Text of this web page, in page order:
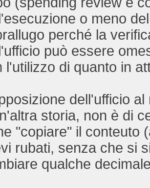
o meno
perché la
può essere
l'utilizzo di quanto in
dell'ufficio
storia, non è di
"copiare" il conteuto
rubati, senza che si
qualche